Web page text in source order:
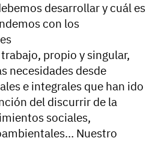
desarrollar y cuál es
con los
propio y singular,
necesidades desde
e integrales que han ido
del discurrir de la
sociales,
Nuestro